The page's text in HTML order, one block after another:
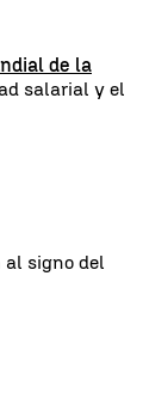
de la
salarial y el
al signo del